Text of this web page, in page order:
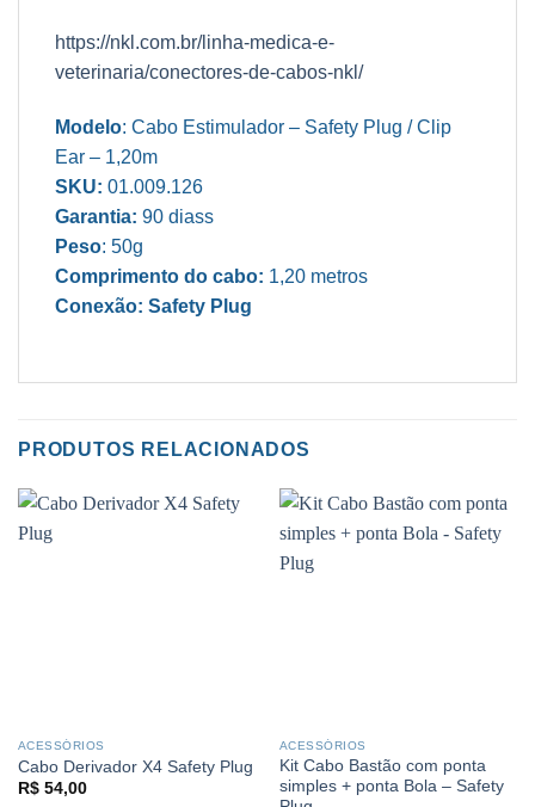
https://nkl.com.br/linha-medica-e-
veterinaria/conectores-de-cabos-nkl/
Modelo: Cabo Estimulador – Safety Plug / Clip
Ear – 1,20m
SKU: 01.009.126
Garantia: 90 diass
Peso: 50g
Comprimento do cabo: 1,20 metros
Conexão: Safety Plug
PRODUTOS RELACIONADOS
ACESSÓRIOS
Cabo Derivador X4 Safety Plug
R$54,00
ACESSÓRIOS
Kit Cabo Bastão com ponta
simples + ponta Bola – Safety